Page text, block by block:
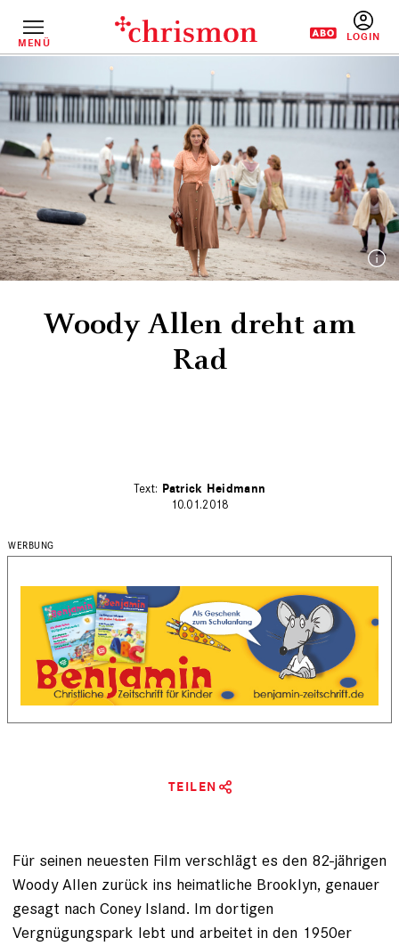
InhaltMENÜ
Woody Allen dreht am
Rad
Patrick Heidmann
10.01.2018
TEILEN
Für seinen neuesten Film verschlägt es den 82-jährigen
Woody Allen zurück ins heimatliche Brooklyn, genauer
gesagt nach Coney Island. Im dortigen
Vergnügungspark lebt und arbeitet in den 1950er